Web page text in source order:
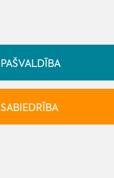
PAŠVALDĪBA
SABIEDRĪBA